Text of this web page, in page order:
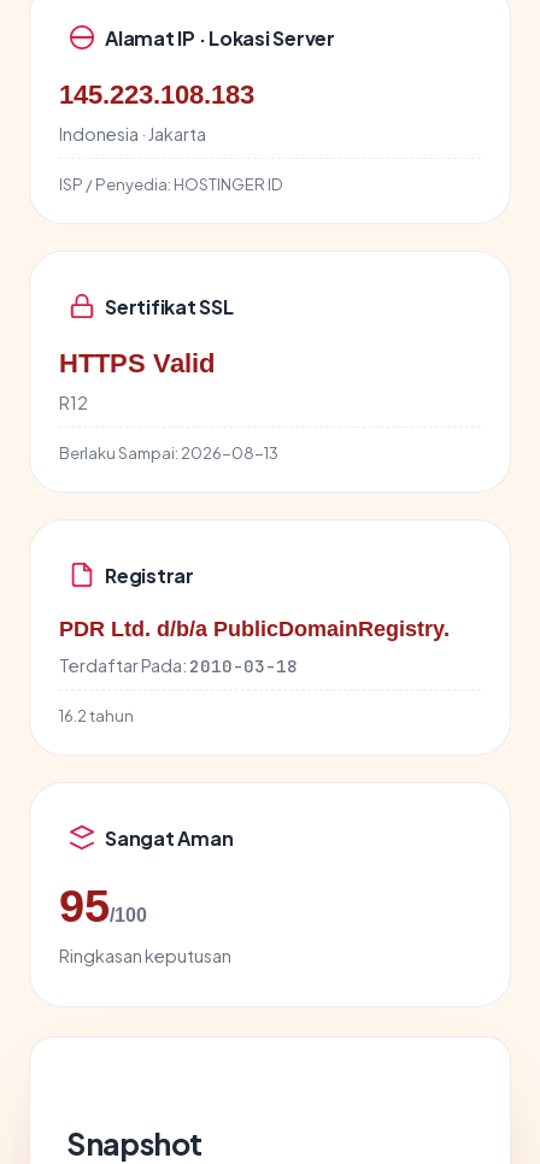
Alamat IP · Lokasi Server
145.223.108.183
Indonesia · Jakarta
ISP / Penyedia: HOSTINGER ID
Sertifikat SSL
HTTPS Valid
R12
Berlaku Sampai: 2026-08-13
Registrar
PDR Ltd. d/b/a PublicDomainRegistry.
Terdaftar Pada: 2010-03-18
16.2 tahun
Sangat Aman
95/100
Ringkasan keputusan
Snapshot